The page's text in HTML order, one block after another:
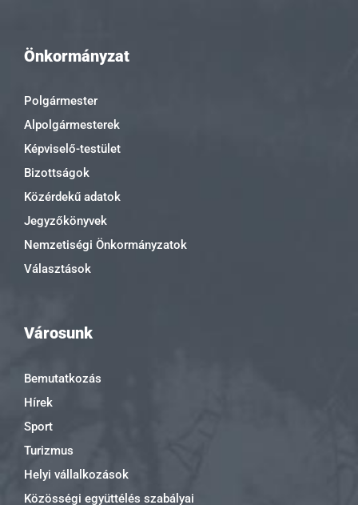
Önkormányzat
Polgármester
Alpolgármesterek
Képviselő-testület
Bizottságok
Közérdekű adatok
Jegyzőkönyvek
Nemzetiségi Önkormányzatok
Választások
Városunk
Bemutatkozás
Hírek
Sport
Turizmus
Helyi vállalkozások
Közösségi együttélés szabályai